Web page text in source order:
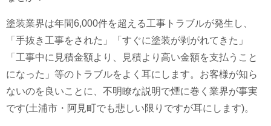
塗装業界は年間6,000件を超える工事トラブルが発生し、
「手抜き工事をされた」「すぐに塗装が剥がれてきた」
「工事中に見積金額より、見積より高い金額を支払うこと
になった」等のトラブルをよく耳にします。お客様が知ら
ないのを良いことに、不明瞭な説明で煙に巻く業界が事実
です(土浦市・阿見町でも悲しい限りですが耳にします)。